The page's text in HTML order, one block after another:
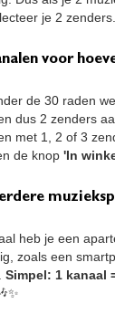
je 2 zenders.
voor
de 30 raden
dus 2 zenders
met 1, 2 of 3
de knop 'In
heb je een
zoals een
Simpel: 1 kanaal